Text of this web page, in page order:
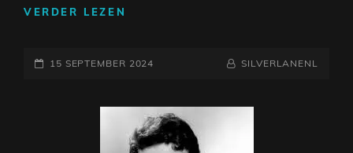
VERDER LEZEN
VAN
UIT
DE
JAREN
GEPLAATST
15 SEPTEMBER 2024 NAAMREGEL
BYLINE
SILVERLANENL